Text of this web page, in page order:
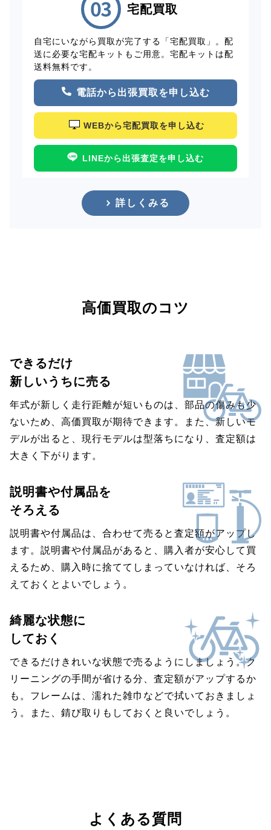
宅配買取
自宅にいながら買取が完了する「宅配買取」。配
送に必要な宅配キットもご用意。宅配キットは配
送料無料です。
電話から出張買取を申し込む
WEBから宅配買取を申し込む
LINEから出張査定を申し込む
詳しくみる
高価買取のコツ
できるだけ
新しいうちに売る
年式が新しく走行距離が短いものは、部品の傷みも少
ないため、高価買取が期待できます。また、新しいモ
デルが出ると、現行モデルは型落ちになり、査定額は
大きく下がります。
説明書や付属品を
そろえる
説明書や付属品は、合わせて売ると査定額がアップし
ます。説明書や付属品があると、購入者が安心して買
えるため、購入時に捨ててしまっていなければ、そろ
えておくとよいでしょう。
綺麗な状態に
しておく
できるだけきれいな状態で売るようにしましょう。ク
リーニングの手間が省ける分、査定額がアップするか
も。フレームは、濡れた雑巾などで拭いておきましょ
う。また、錆び取りもしておくと良いでしょう。
よくある質問